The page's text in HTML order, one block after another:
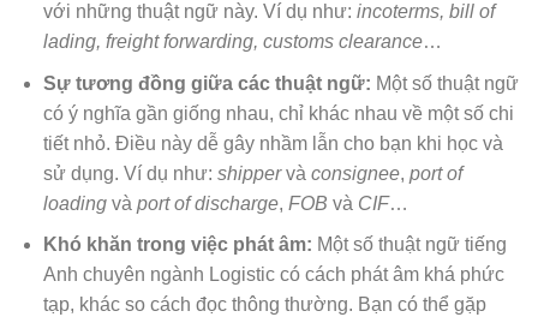
với những thuật ngữ này. Ví dụ như: incoterms, bill of
lading, freight forwarding, customs clearance…
Sự tương đồng giữa các thuật ngữ: Một số thuật ngữ
có ý nghĩa gần giống nhau, chỉ khác nhau về một số chi
tiết nhỏ. Điều này dễ gây nhầm lẫn cho bạn khi học và
sử dụng. Ví dụ như: shippervà consignee, port of
loadingvà port of discharge, FOB và CIF…
Khó khăn trong việc phát âm: Một số thuật ngữ tiếng
Anh chuyên ngành Logistic có cách phát âm khá phức
tạp, khác so cách đọc thông thường. Bạn có thể gặp